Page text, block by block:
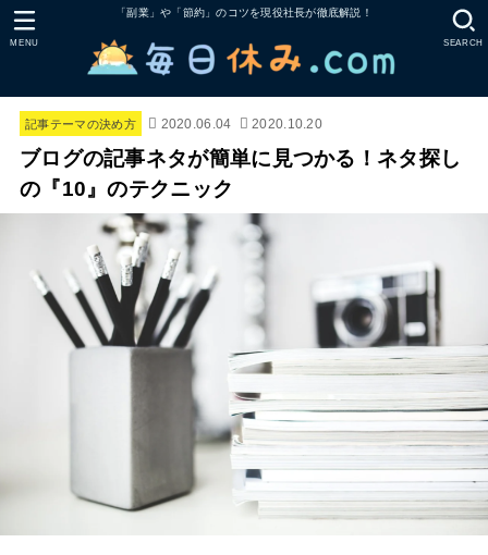
「副業」や「節約」のコツを現役社長が徹底解説！
SEARCH
MENU
記事テーマの決め方 2020.06.04 2020.10.20
ブログの記事ネタが簡単に見つかる！ネタ探し
の『10』のテクニック